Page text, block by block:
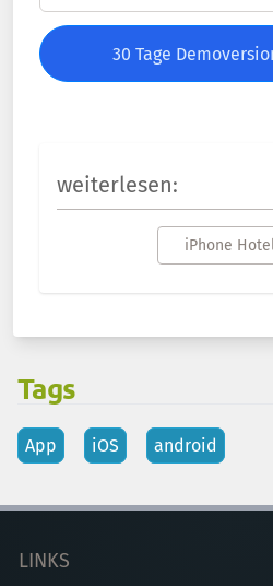
30 Tage
weiterlesen:
iPhone
Tags
App iOS android
LINKS